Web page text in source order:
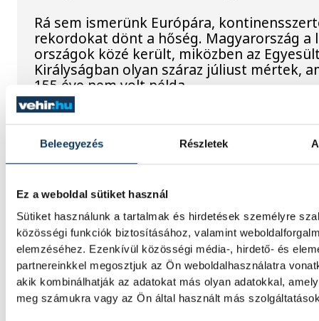
Beleegyezés Részletek
Ez a weboldal sütiket használ
Sütiket használunk a tartalmak és hirdetések személyre
közösségi funkciók biztosításához, valamint
elemzéséhez. Ezenkívül közösségi média-, hirdető- és
partnereinkkel megosztjuk az Ön weboldalhasználatra
akik kombinálhatják az adatokat más olyan adatokkal,
meg számukra vagy az Ön által használt más
Rá sem ismerünk Európára,
rekordokat dönt a hőség. Magyarország
országok közé került, miközben az
Királyságban olyan száraz júliust mértek,
155 éve nem volt példa.
A múltban és ma is rossz
dunai Ínség-szikla
Újra kilátszik a Dunából az aszály hírnöke!
felbukkanása egyet jelentett az
a klímaváltozás okozta extrém
figyelmet. Elmeséljük a baljós kőtömb
Magyar Péter: